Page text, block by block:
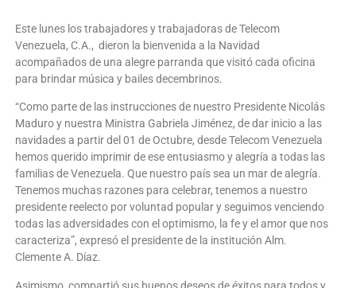
Este lunes los trabajadores y trabajadoras de Telecom
Venezuela, C.A., dieron la bienvenida a la Navidad
acompañados de una alegre parranda que visitó cada oficina
para brindar música y bailes decembrinos.
“Como parte de las instrucciones de nuestro Presidente Nicolás
Maduro y nuestra Ministra Gabriela Jiménez, de dar inicio a las
navidades a partir del 01 de Octubre, desde Telecom Venezuela
hemos querido imprimir de ese entusiasmo y alegría a todas las
familias de Venezuela. Que nuestro país sea un mar de alegría.
Tenemos muchas razones para celebrar, tenemos a nuestro
presidente reelecto por voluntad popular y seguimos venciendo
todas las adversidades con el optimismo, la fe y el amor que nos
caracteriza”, expresó el presidente de la institución Alm.
Clemente A. Díaz.
Asimismo, compartió sus buenos deseos de éxitos para todos y